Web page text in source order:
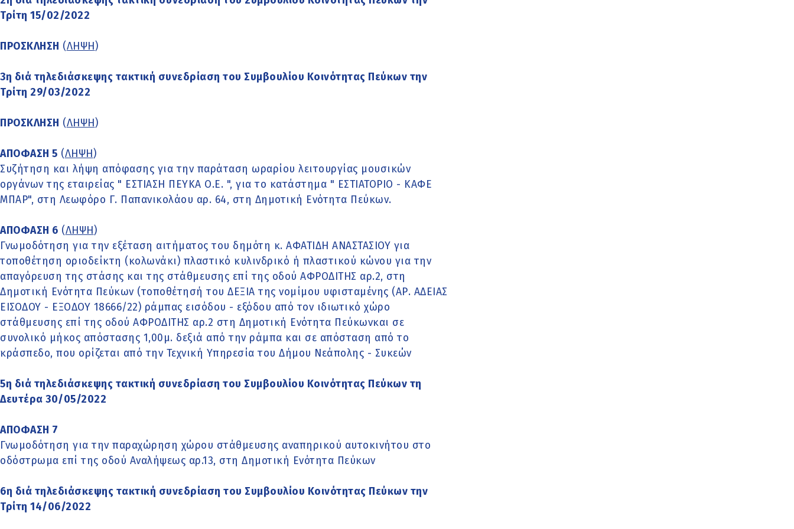
Τρίτη 15/02/2022
ΠΡΟΣΚΛΗΣΗ (ΛΗΨΗ)
3η διά τηλεδιάσκεψης τακτική συνεδρίαση του Συμβουλίου Κοινότητας Πεύκων την
Τρίτη 29/03/2022
ΠΡΟΣΚΛΗΣΗ (ΛΗΨΗ)
ΑΠΟΦΑΣΗ 5 (ΛΗΨΗ)
Συζήτηση και λήψη απόφασης για την παράταση ωραρίου λειτουργίας μουσικών
οργάνων της εταιρείας " ΕΣΤΙΑΣΗ ΠΕΥΚΑ Ο.Ε. ", για το κατάστημα " ΕΣΤΙΑΤΟΡΙΟ - ΚΑΦΕ
ΜΠΑΡ", στη Λεωφόρο Γ. Παπανικολάου αρ. 64, στη Δημοτική Ενότητα Πεύκων.
ΑΠΟΦΑΣΗ 6 (ΛΗΨΗ)
Γνωμοδότηση για την εξέταση αιτήματος του δημότη κ. ΑΦΑΤΙΔΗ ΑΝΑΣΤΑΣΙΟΥ για
τοποθέτηση οριοδείκτη (κολωνάκι) πλαστικό κυλινδρικό ή πλαστικού κώνου για την
απαγόρευση της στάσης και της στάθμευσης επί της οδού ΑΦΡΟΔΙΤΗΣ αρ.2, στη
Δημοτική Ενότητα Πεύκων (τοποθέτησή του ΔΕΞΙΑ της νομίμου υφισταμένης (ΑΡ. ΑΔΕΙΑΣ
ΕΙΣΟΔΟΥ - ΕΞΟΔΟΥ 18666/22) ράμπας εισόδου - εξόδου από τον ιδιωτικό χώρο
στάθμευσης επί της οδού ΑΦΡΟΔΙΤΗΣ αρ.2 στη Δημοτική Ενότητα Πεύκωνκαι σε
συνολικό μήκος απόστασης 1,00μ. δεξιά από την ράμπα και σε απόσταση από το
κράσπεδο, που ορίζεται από την Τεχνική Υπηρεσία του Δήμου Νεάπολης - Συκεών
5η διά τηλεδιάσκεψης τακτική συνεδρίαση του Συμβουλίου Κοινότητας Πεύκων τη
Δευτέρα 30/05/2022
ΑΠΟΦΑΣΗ 7
Γνωμοδότηση για την παραχώρηση χώρου στάθμευσης αναπηρικού αυτοκινήτου στο
οδόστρωμα επί της οδού Αναλήψεως αρ.13, στη Δημοτική Ενότητα Πεύκων
6η διά τηλεδιάσκεψης τακτική συνεδρίαση του Συμβουλίου Κοινότητας Πεύκων την
Τρίτη 14/06/2022